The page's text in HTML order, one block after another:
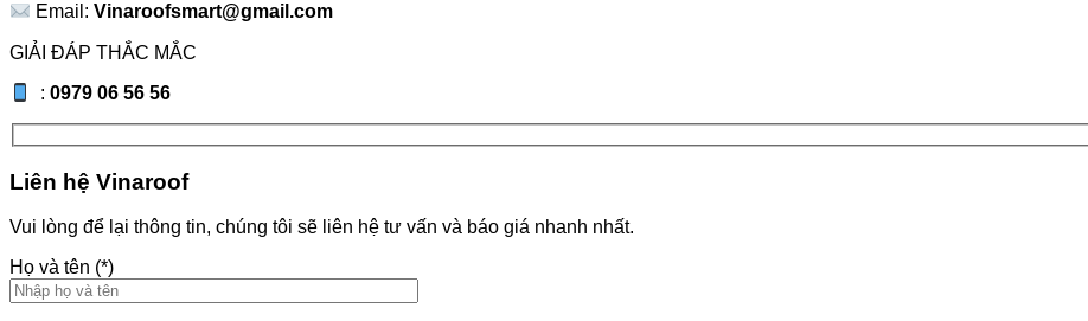
Email:Vinaroofsmart@gmail.com
GIẢI ĐÁP THẮC MẮC
:0979 06 56 56
Liên hệ Vinaroof
Vui lòng để lại thông tin, chúng tôi sẽ liên hệ tư vấn và báo giá nhanh nhất.
Họ và tên (*)